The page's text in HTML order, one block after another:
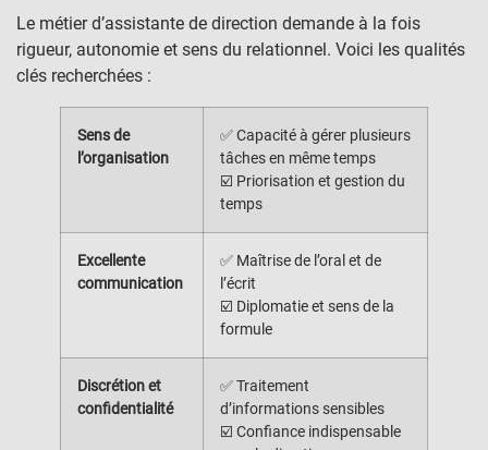
Le métier d’assistante de direction demande à la fois
rigueur, autonomie et sens du relationnel. Voici les qualités
clés recherchées :
Sens de
l’organisation
✅ Capacité à gérer plusieurs
tâches en même temps
☑️ Priorisation et gestion du
temps
Excellente
communication
✅ Maîtrise de l’oral et de
l’écrit
☑️ Diplomatie et sens de la
formule
Discrétion et
confidentialité
✅ Traitement
d’informations sensibles
☑️ Confiance indispensable